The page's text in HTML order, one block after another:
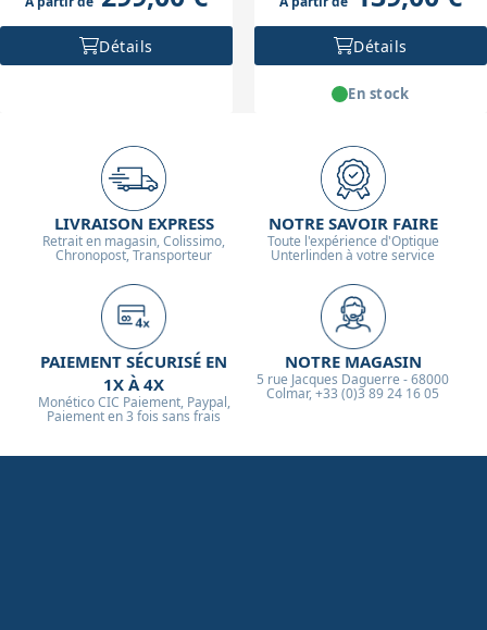
Détails Détails
En stock
LIVRAISON EXPRESS
Retrait en magasin, Colissimo,
Chronopost, Transporteur
NOTRE SAVOIR FAIRE
Toute l'expérience d'Optique
Unterlinden à votre service
PAIEMENT SÉCURISÉ EN
1X À 4X
Monético CIC Paiement, Paypal,
Paiement en 3 fois sans frais
NOTRE MAGASIN
5 rue Jacques Daguerre - 68000
Colmar, +33 (0)3 89 24 16 05